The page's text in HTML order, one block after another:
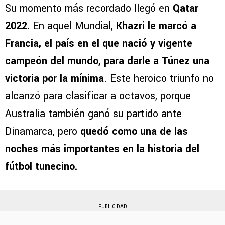
Su momento más recordado llegó en Qatar
2022. En aquel Mundial, Khazri le marcó a
Francia, el país en el que nació y vigente
campeón del mundo, para darle a Túnez una
victoria por la mínima. Este heroico triunfo no
alcanzó para clasificar a octavos, porque
Australia también ganó su partido ante
Dinamarca, pero quedó como una de las
noches más importantes en la historia del
fútbol tunecino.
PUBLICIDAD